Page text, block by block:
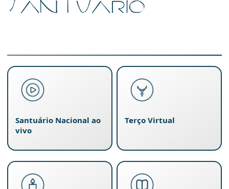
Santuário Nacional ao
vivo
Terço Virtual